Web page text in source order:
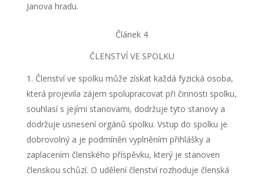
Janova hradu.
Článek 4
ČLENSTVÍ VE SPOLKU
Členství ve spolku může získat každá fyzická osoba,
která projevila zájem spolupracovat při činnosti spolku,
souhlasí s jejími stanovami, dodržuje tyto stanovy a
dodržuje usnesení orgánů spolku. Vstup do spolku je
dobrovolný a je podmíněn vyplněním přihlášky a
zaplacením členského příspěvku, který je stanoven
členskou schůzí. O udělení členství rozhoduje členská